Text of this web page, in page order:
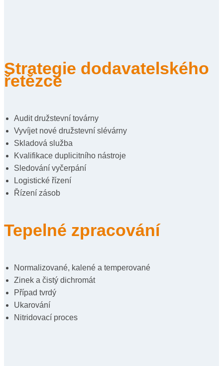
Strategie dodavatelského
řetězce
Audit družstevní továrny
Vyvíjet nové družstevní slévárny
Skladová služba
Kvalifikace duplicitního nástroje
Sledování vyčerpání
Logistické řízení
Řízení zásob
Tepelné zpracování
Normalizované, kalené a temperované
Zinek a čistý dichromát
Případ tvrdý
Ukarování
Nitridovací proces